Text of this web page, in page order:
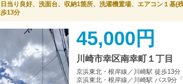
日当り良好、洗面台、収納1箇所、洗濯機置場、エアコン１基(
歩13分
45,000円
川崎市幸区南幸町１丁目
京浜東北・根岸線／川崎駅 徒歩13分
京浜東北・根岸線／川崎駅 バス9分